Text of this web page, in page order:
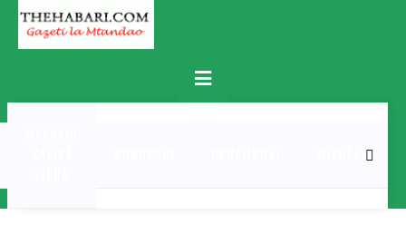
Skip
content
Primary
Menu
MICHEZO